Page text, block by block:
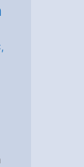
,